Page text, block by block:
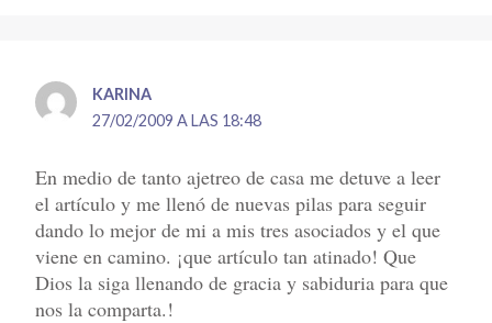
KARINA
27/02/2009 A LAS 18:48
En medio de tanto ajetreo de casa me detuve a leer
el artículo y me llenó de nuevas pilas para seguir
dando lo mejor de mi a mis tres asociados y el que
viene en camino. ¡que artículo tan atinado! Que
Dios la siga llenando de gracia y sabiduria para que
nos la comparta.!